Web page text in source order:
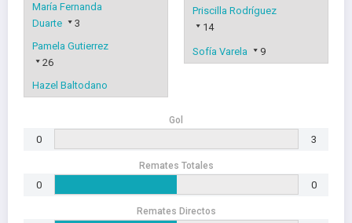
María Fernanda
Duarte
3
Pamela Gutierrez
26
Hazel Baltodano
Priscilla Rodríguez
14
Sofía Varela 9
Gol
0 3
Remates Totales
0 0
Remates Directos